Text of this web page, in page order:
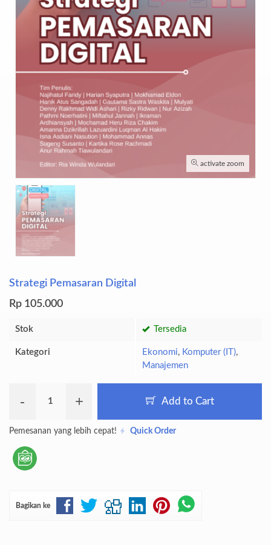
activate zoom
Strategi Pemasaran Digital
Rp 105.000
Stok Tersedia
Kategori Ekonomi, Komputer (IT),
Manajemen
- + Add to Cart
Pemesanan yang lebih cepat! Quick Order
Bagikan ke